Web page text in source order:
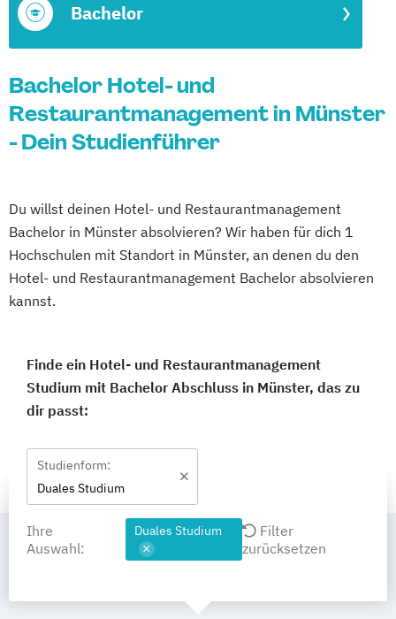
Bachelor
Bachelor Hotel- und
Restaurantmanagement in Münster
- Dein Studienführer
Du willst deinen Hotel- und Restaurantmanagement
Bachelor in Münster absolvieren? Wir haben für dich 1
Hochschulen mit Standort in Münster, an denen du den
Hotel- und Restaurantmanagement Bachelor absolvieren
kannst.
Finde ein Hotel- und Restaurantmanagement
Studium mit Bachelor Abschluss in Münster, das zu
dir passt:
Studienform:
Duales Studium
Ihre
Auswahl:
Duales Studium
Filter
zurücksetzen